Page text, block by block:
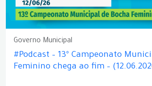
Governo Municipal
#Podcast – 13º Campeonato
Feminino chega ao fim –